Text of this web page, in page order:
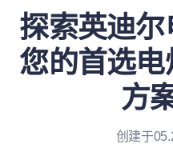
探索英迪尔
您的首选
方
创建于
案例
资讯